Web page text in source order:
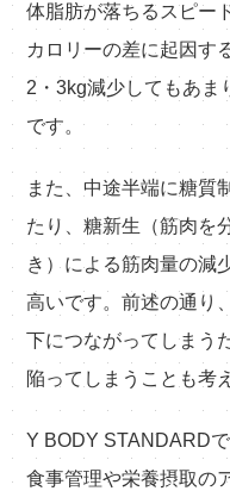
体脂肪が落ちるスピー
カロリーの差に起因す
2・3kg減少してもあま
です。
また、中途半端に糖質
たり、糖新生（筋肉を
き）による筋肉量の減
高いです。前述の通り
下につながってしまう
陥ってしまうことも考
Y BODY STANDARD
食事管理や栄養摂取の